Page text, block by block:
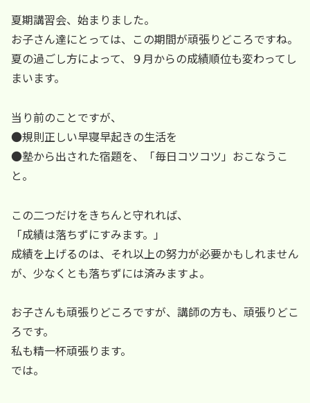
夏期講習会、始まりました。
お子さん達にとっては、この期間が頑張りどころですね。
夏の過ごし方によって、９月からの成績順位も変わってし
まいます。
当り前のことですが、
●規則正しい早寝早起きの生活を
●塾から出された宿題を、「毎日コツコツ」おこなうこ
と。
この二つだけをきちんと守れれば、
「成績は落ちずにすみます。」
成績を上げるのは、それ以上の努力が必要かもしれません
が、少なくとも落ちずには済みますよ。
お子さんも頑張りどころですが、講師の方も、頑張りどこ
ろです。
私も精一杯頑張ります。
では。